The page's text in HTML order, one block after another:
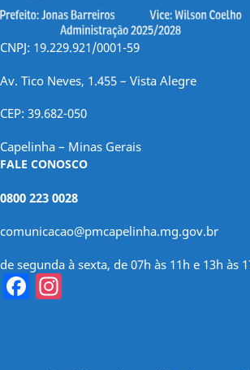
CNPJ: 19.229.921/0001-59
Av. Tico Neves, 1.455 – Vista Alegre
CEP: 39.682-050
Capelinha – Minas Gerais
FALE CONOSCO
0800 223 0028
comunicacao@pmcapelinha.mg.gov.br
de segunda à sexta, de 07h às 11h e 13h às
Facebook